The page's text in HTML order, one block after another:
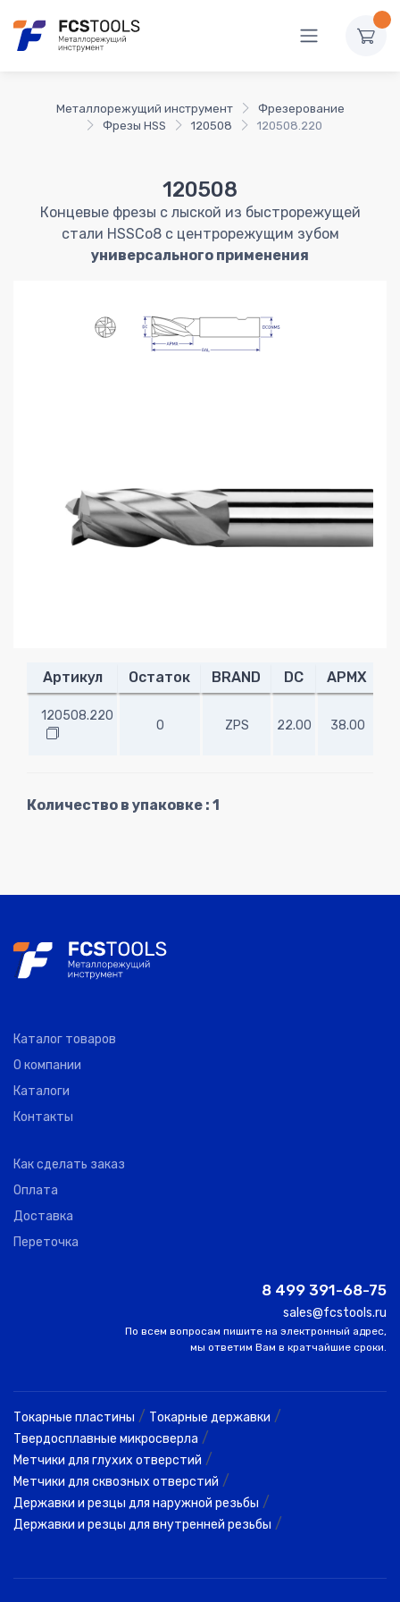
Металлорежущий инструмент
Фрезерование
Фрезы HSS
120508 120508.220
120508
Концевые фрезы с лыской из быстрорежущей
стали HSSCo8 с центрорежущим зубом
универсального применения
Артикул Остаток BRAND DC APMX
120508.220
0 ZPS 22.00 38.00
Количество в упаковке : 1
Каталог товаров
О компании
Каталоги
Контакты
Как сделать заказ
Оплата
Доставка
Переточка
8 499 391-68-75
sales@fcstools.ru
По всем вопросам пишите на электронный адрес,
мы ответим Вам в кратчайшие сроки.
Токарные пластины / Токарные державки /
Твердосплавные микросверла /
Метчики для глухих отверстий /
Метчики для сквозных отверстий /
Державки и резцы для наружной резьбы /
Державки и резцы для внутренней резьбы /